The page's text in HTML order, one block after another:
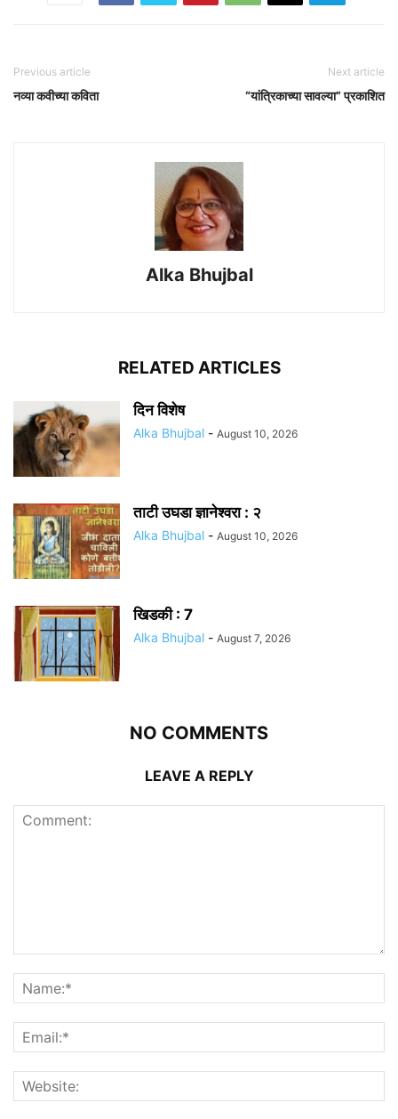
Previous article
नव्या कवीच्या कविता
Next article
“यांत्रिकाच्या सावल्या” प्रकाशित
Alka Bhujbal
RELATED ARTICLES
दिन विशेष
Alka Bhujbal - August 10, 2026
ताटी उघडा ज्ञानेश्वरा : २
Alka Bhujbal - August 10, 2026
खिडकी : 7
Alka Bhujbal - August 7, 2026
NO COMMENTS
LEAVE A REPLY